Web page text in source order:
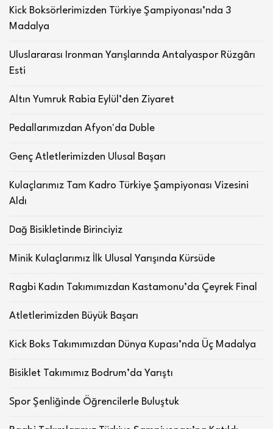
Kick Boksörlerimizden Türkiye Şampiyonası’nda 3
Madalya
Uluslararası Ironman Yarışlarında Antalyaspor Rüzgârı
Esti
Altın Yumruk Rabia Eylül’den Ziyaret
Pedallarımızdan Afyon'da Duble
Genç Atletlerimizden Ulusal Başarı
Kulaçlarımız Tam Kadro Türkiye Şampiyonası Vizesini
Aldı
Dağ Bisikletinde Birinciyiz
Minik Kulaçlarımız İlk Ulusal Yarışında Kürsüde
Ragbi Kadın Takımımızdan Kastamonu’da Çeyrek Final
Atletlerimizden Büyük Başarı
Kick Boks Takımımızdan Dünya Kupası’nda Üç Madalya
Bisiklet Takımımız Bodrum’da Yarıştı
Spor Şenliğinde Öğrencilerle Buluştuk